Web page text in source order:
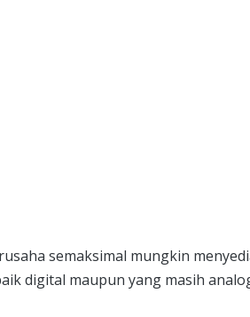
semaksimal mungkin
digital maupun yang masih